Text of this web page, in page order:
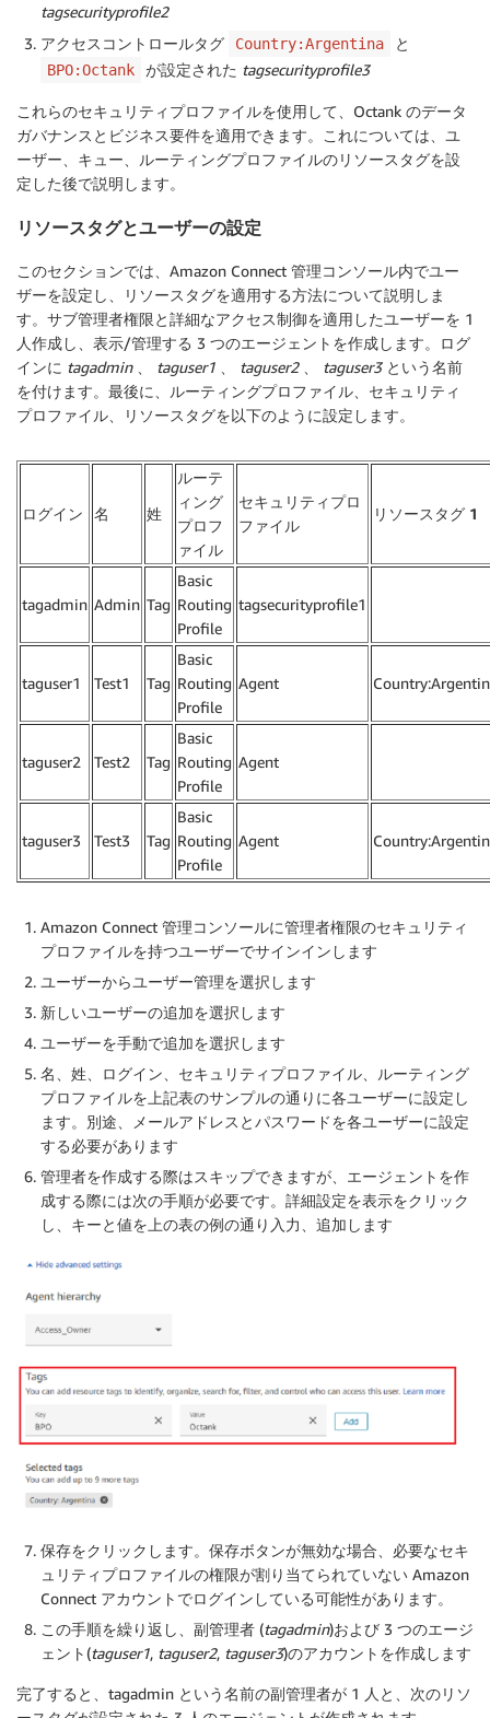
tagsecurityprofile2
アクセスコントロールタグ
Country:Argentina と
BPO:Octank が設定された tagsecurityprofile3
これらのセキュリティプロファイルを使用して、Octank のデータ
ガバナンスとビジネス要件を適用できます。これについては、ユ
ーザー、キュー、ルーティングプロファイルのリソースタグを設
定した後で説明します。
リソースタグとユーザーの設定
このセクションでは、Amazon Connect 管理コンソール内でユー
ザーを設定し、リソースタグを適用する方法について説明しま
す。サブ管理者権限と詳細なアクセス制御を適用したユーザーを 1
人作成し、表示/管理する 3 つのエージェントを作成します。ログ
インに tagadmin、 taguser1 、 taguser2、 taguser3という名前
を付けます。最後に、ルーティングプロファイル、セキュリティ
プロファイル、リソースタグを以下のように設定します。
ログイン 名 姓
ルーテ
ィング
プロフ
ァイル
セキュリティプロ
ファイル
リソースタグ 1
tagadmin Admin Tag
Basic
Routing
Profile
tagsecurityprofile1
taguser1 Test1 Tag
Basic
Routing
Profile
Agent
taguser2 Test2 Tag
Basic
Routing
Profile
Agent
taguser3 Test3 Tag
Basic
Routing
Profile
Agent
Amazon Connect 管理コンソールに管理者権限のセキュリティ
プロファイルを持つユーザーでサインインします
ユーザーからユーザー管理を選択します
新しいユーザーの追加を選択します
ユーザーを手動で追加を選択します
名、 姓、 ログイン、 セキュリティプロファイル、 ルーティング
プロファイルを上記表のサンプルの通りに各ユーザーに設定し
ます。別途、メールアドレスとパスワードを各ユーザーに設定
する必要があります
管理者を作成する際はスキップできますが、エージェントを作
成する際には次の手順が必要です。 詳細設定を表示をクリック
し、キーと値を上の表の例の通り入力、 追加 します
保存をクリックします。保存ボタンが無効な場合、必要なセキ
ュリティプロファイルの権限が割り当てられていない Amazon
Connect アカウントでログインしている可能性があります。
この手順を繰り返し、副管理者 (tagadmin)および 3 つのエージ
ェント(taguser1, taguser2, taguser3)のアカウントを作成します
完了すると、tagadmin という名前の副管理者が 1 人と、次のリソ